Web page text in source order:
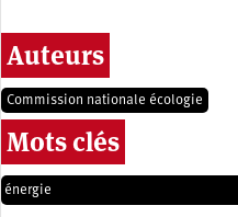
Auteurs
Commission nationale écologie
Mots clés
énergie